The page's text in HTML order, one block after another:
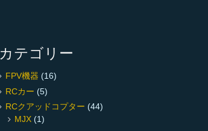
カテゴリー
FPV機器 (16)
RCカー (5)
RCクアッドコプター (44)
MJX(1)